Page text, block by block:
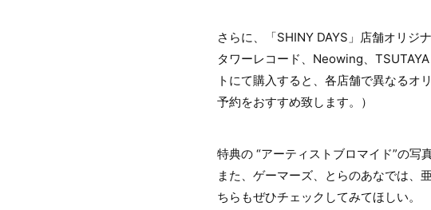
さらに、「SHINY DAYS」店舗オリジ
タワーレコード、Neowing、
トにて購入すると、各店舗で異なるオ
予約をおすすめ致します。）
特典の “アーティストブロマイド”の写
また、ゲーマーズ、とらのあなでは、
ちらもぜひチェックしてみてほしい。